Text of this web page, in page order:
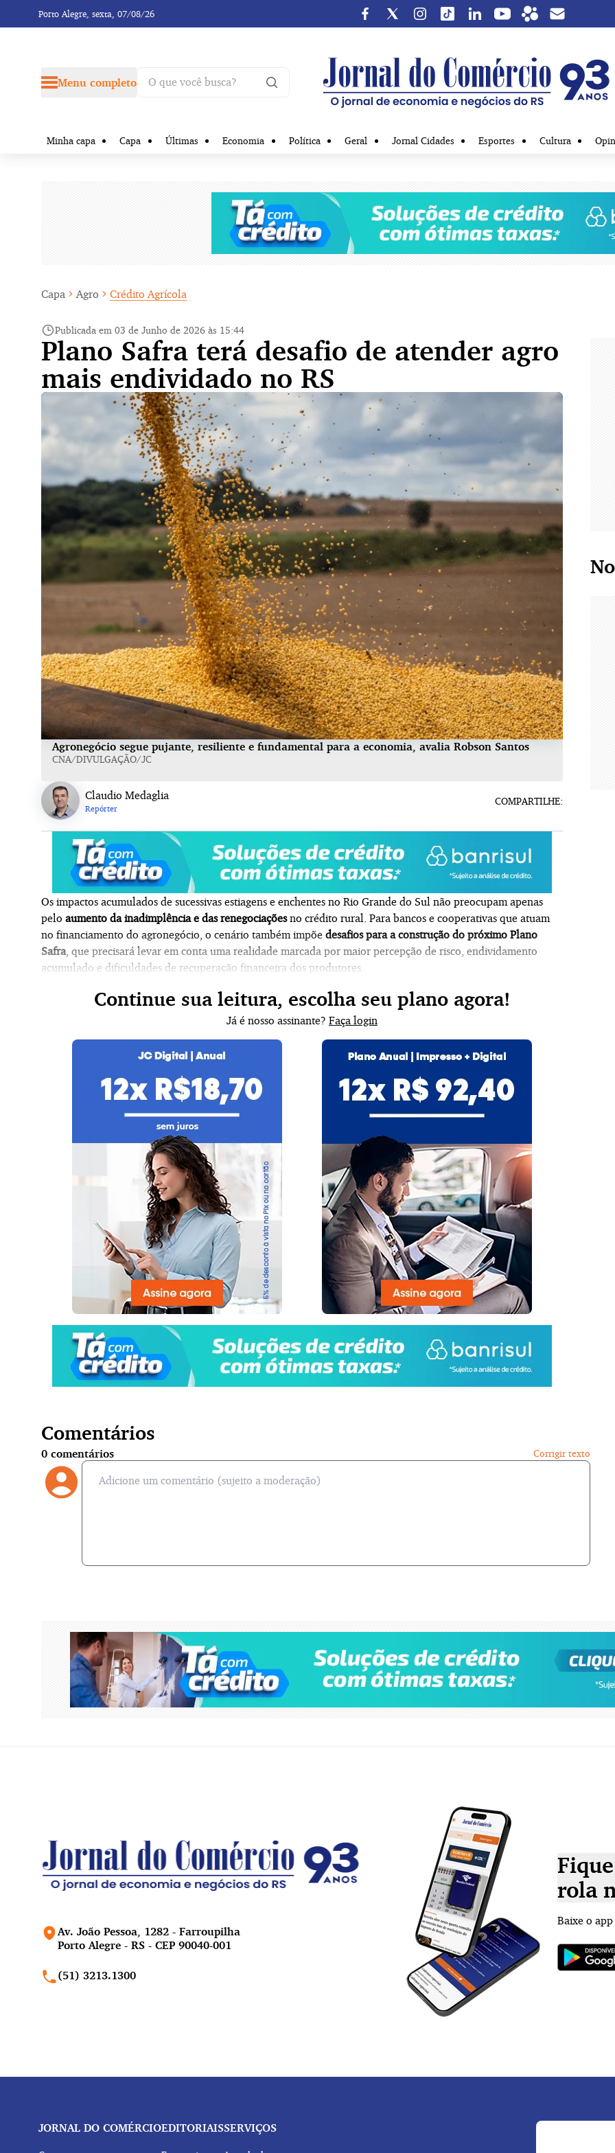
Porto Alegre, sexta, 07/08/26
Menu completo
Minha capa Capa Últimas Economia Política Geral Jornal Cidades Esportes Cultura
Capa Agro Crédito Agrícola
Publicada em 03 de Junho de 2026 às 15:44
Plano Safra terá desafio de atender agro
mais endividado no RS
Agronegócio segue pujante, resiliente e fundamental para a economia, avalia Robson Santos
CNA/DIVULGAÇÃO/JC
COMPARTILHE:
Claudio Medaglia
Repórter
Os impactos acumulados de sucessivas estiagens e enchentes no Rio Grande do Sul não preocupam apenas
pelo aumento da inadimplência e das renegociaçõesno crédito rural. Para bancos e cooperativas que atuam
no financiamento do agronegócio, o cenário também impõe desafios para a construção do próximo Plano
Safra, que precisará levar em conta uma realidade marcada por maior percepção de risco, endividamento
acumulado e dificuldades de recuperação financeira dos produtores.
Continue sua leitura, escolha seu plano agora!
Já é nosso assinante? Faça login
Comentários
0 comentários Corrigir texto
Av. João Pessoa, 1282 - Farroupilha
Porto Alegre - RS - CEP 90040-001
(51) 3213.1300
rola
Baixe o
JORNAL DO COMÉRCIOEDITORIAISSERVIÇOS